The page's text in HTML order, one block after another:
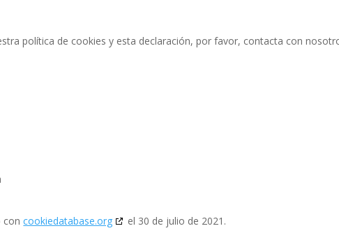
política de cookies y esta declaración, por favor, contacta con
concookiedatabase.org el 30 de julio de 2021.